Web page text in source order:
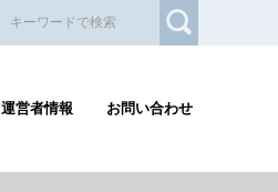
運営者情報 お問い合わせ